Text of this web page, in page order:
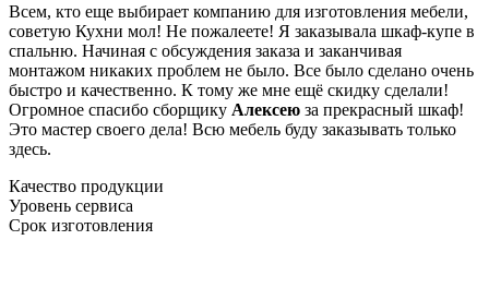
Всем, кто еще выбирает компанию для изготовления мебели,
советую Кухни мол! Не пожалеете! Я заказывала шкаф-купе в
спальню. Начиная с обсуждения заказа и заканчивая
монтажом никаких проблем не было. Все было сделано очень
быстро и качественно. К тому же мне ещё скидку сделали!
Огромное спасибо сборщику Алексею за прекрасный шкаф!
Это мастер своего дела! Всю мебель буду заказывать только
здесь.
Качество продукции
Уровень сервиса
Срок изготовления